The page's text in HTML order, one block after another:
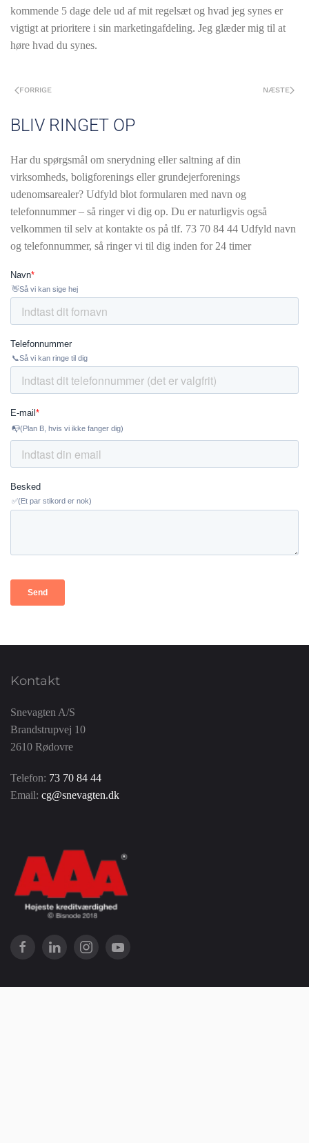
kommende 5 dage dele ud af mit regelsæt og hvad jeg synes er
vigtigt at prioritere i sin marketingafdeling. Jeg glæder mig til at
høre hvad du synes.
FORRIGE NÆSTE
BLIV RINGET OP
Har du spørgsmål om snerydning eller saltning af din
virksomheds, boligforenings eller grundejerforenings
udenomsarealer? Udfyld blot formularen med navn og
telefonnummer – så ringer vi dig op. Du er naturligvis også
velkommen til selv at kontakte os på tlf. 73 70 84 44 Udfyld navn
og telefonnummer, så ringer vi til dig inden for 24 timer
Kontakt
Snevagten A/S
Brandstrupvej 10
2610 Rødovre
Telefon: 73 70 84 44
Email: cg@snevagten.dk